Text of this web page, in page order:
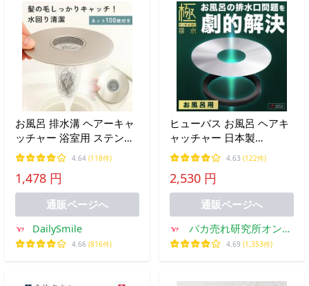
お風呂 排水溝 ヘアーキャ
ッチャー 浴室用 ステンレ
ス製 排水口 ゴミ受け 交換
ネット100枚付き ユニット
バス対応 抗菌仕様 キャッ
チ 取り外し簡単
4.64 (118件)
1,478 円
通販ページへ
DailySmile
4.66 (816件)
ヒューバス お風呂 ヘアキ
ャッチャー 日本製
HUBATH 浴室 風呂 排水口
排水口カバー 排水溝ネッ
ト 排水溝 ゴミ受け マグネ
ット ヘアーキャッチャー
4.63 (122件)
2,530 円
通販ページへ
バカ売れ研究所オンラ
インショップ
4.69 (1,353件)